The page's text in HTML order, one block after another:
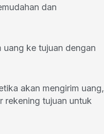
dan
ke tujuan dengan
akan mengirim uang,
rekening tujuan untuk